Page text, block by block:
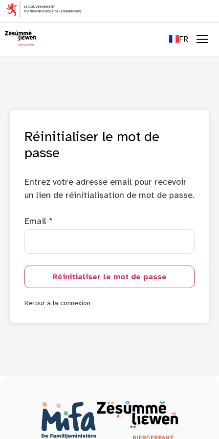
FR
LU
Réinitialiser le mot de
passe
Entrez votre adresse email pour recevoir
un lien de réinitialisation de mot de passe.
Email *
Réinitialiser le mot de passe
Retour à la connexion